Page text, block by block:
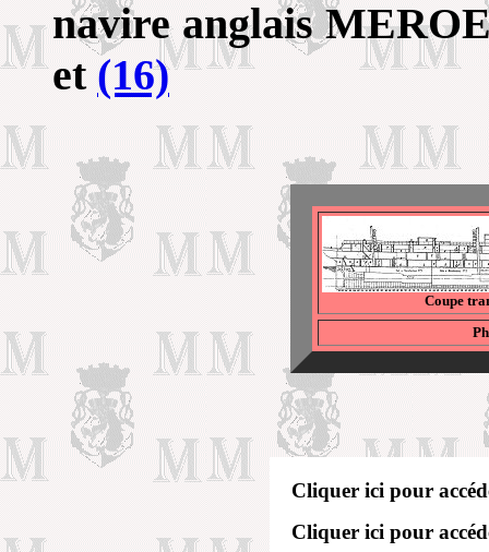
navire anglais
et (16)
Coupe
Cliquer ici pour
Cliquer ici pour